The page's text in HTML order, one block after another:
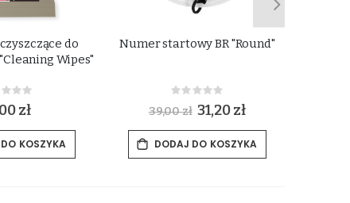
do
Wipes"
Rating:
zł
KOSZYKA
Numer startowy BR "Round"
Rating:
39,00 zł S
p
i
31,20 zł
DODAJ DO KOSZYKA